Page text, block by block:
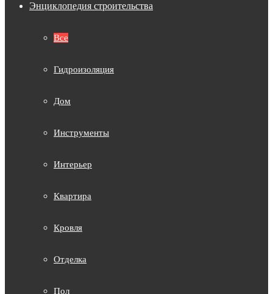
Энциклопедия строительства
Все
Гидроизоляция
Дом
Инструменты
Интерьер
Квартира
Кровля
Отделка
Пол